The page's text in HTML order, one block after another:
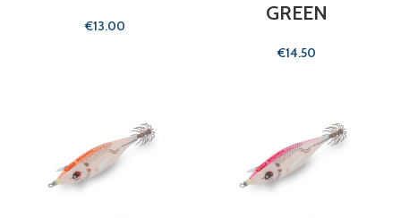
€
GREEN
€